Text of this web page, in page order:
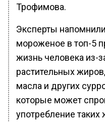
Трофимова.
Эксперты
мороженое в топ-5
жизнь человека из-
растительных
масла и других
которые может
употребление